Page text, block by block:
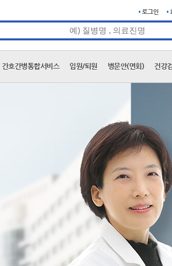
로그인
간호간병통합서비스 입원/퇴원 병문안(면회) 건강